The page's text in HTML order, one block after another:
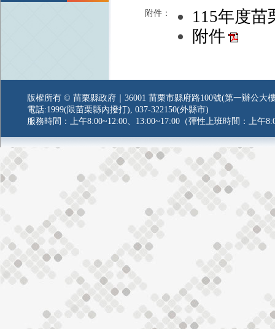
附件：
115年度
附件
版權所有 © 苗栗縣政府｜36001 苗栗市縣府路100號(第一辦公大
電話:1999(限苗栗縣內撥打), 037-322150(外縣市)
服務時間：上午8:00~12:00、13:00~17:00（彈性上班時間：上午